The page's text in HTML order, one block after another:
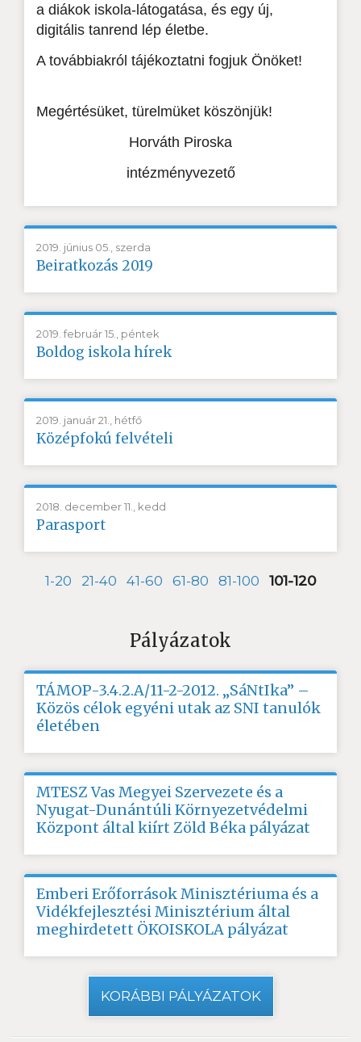
a diákok iskola-látogatása, és egy új,
digitális tanrend lép életbe.
A továbbiakról tájékoztatni fogjuk Önöket!
Megértésüket, türelmüket köszönjük!
Horváth Piroska
intézményvezető
2019. június 05., szerda
Beiratkozás 2019
2019. február 15., péntek
Boldog iskola hírek
2019. január 21., hétfő
Középfokú felvételi
2018. december 11., kedd
Parasport
1-20 21-40 41-60 61-80 81-100 101-120
Pályázatok
TÁMOP-3.4.2.A/11-2-2012. „SáNtIka” –
Közös célok egyéni utak az SNI tanulók
életében
MTESZ Vas Megyei Szervezete és a
Nyugat-Dunántúli Környezetvédelmi
Központ által kiírt Zöld Béka pályázat
Emberi Erőforrások Minisztériuma és a
Vidékfejlesztési Minisztérium által
meghirdetett ÖKOISKOLA pályázat
KORÁBBI PÁLYÁZATOK